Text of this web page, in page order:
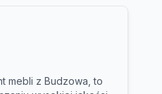
mebli z Budzowa, to